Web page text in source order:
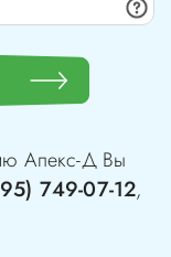
Апекс-ДВы
749-07-12,